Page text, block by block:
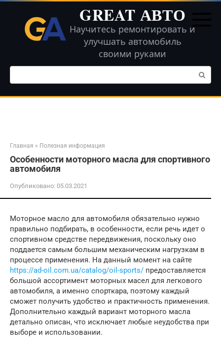
Перейти
контенту
GREAT АВТО
Научитесь ремонтировать и
улучшать автомобиль
своими руками
Поиск:
Главная » Полезная информация
Особенности моторного масла для спортивного
автомобиля
Опубликовано: 05.03.2021
Моторное масло для автомобиля обязательно нужно
правильно подбирать, в особенности, если речь идет о
спортивном средстве передвижения, поскольку оно
поддается самым большим механическим нагрузкам в
процессе применения. На данный момент на сайте
https://ad-oil.com.ua/catalog/oil-sports/ предоставляется
большой ассортимент моторных масел для легкового
автомобиля, а именно спорткара, поэтому каждый
сможет получить удобство и практичность применения.
Дополнительно каждый вариант моторного масла
детально описан, что исключает любые неудобства при
выборе и использовании.